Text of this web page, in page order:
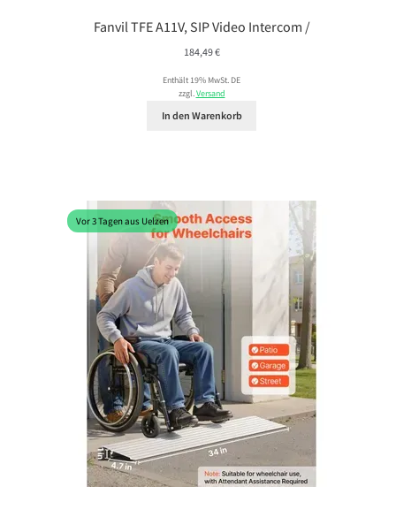
Fanvil TFE A11V, SIP Video Intercom /
184,49€
Enthält 19% MwSt. DE
zzgl.Versand
In den Warenkorb
Vor 3 Tagen aus Uelzen